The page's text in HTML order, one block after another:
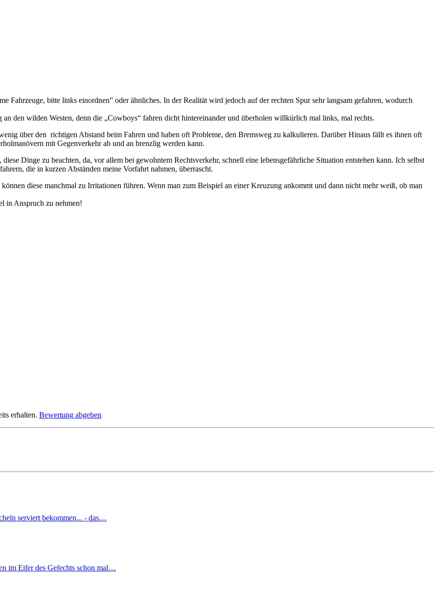
Fahrzeuge, bitte links einordnen” oder ähnliches. In der Realität wird jedoch auf der rechten Spur sehr langsam gefahren, wodurch
den wilden Westen, denn die „Cowboys“ fahren dicht hintereinander und überholen willkürlich mal links, mal rechts.
über den richtigen Abstand beim Fahren und haben oft Probleme, den Bremsweg zu kalkulieren. Darüber Hinaus fällt es ihnen oft
mit Gegenverkehr ab und an brenzlig werden kann.
Dinge zu beachten, da, vor allem bei gewohntem Rechtsverkehr, schnell eine lebensgefährliche Situation entstehen kann. Ich selbst
die in kurzen Abständen meine Vorfahrt nahmen, überrascht.
diese manchmal zu Irritationen führen. Wenn man zum Beispiel an einer Kreuzung ankommt und dann nicht mehr weiß, ob man
in Anspruch zu nehmen!
erhalten. Bewertung abgeben
serviert bekommen... - das…
im Eifer des Gefechts schon mal…